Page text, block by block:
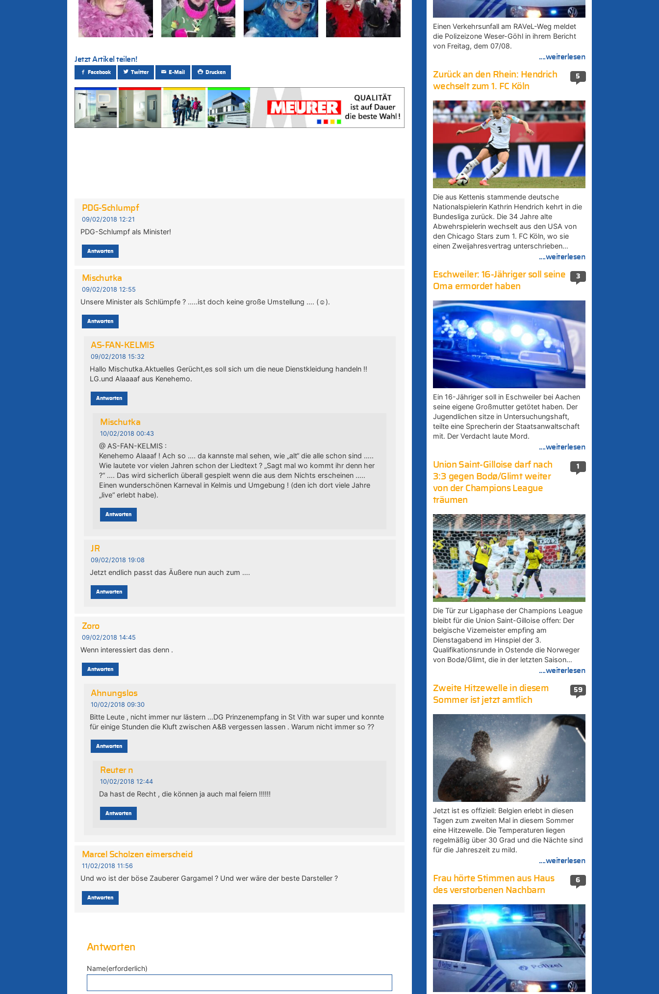
Jetzt Artikel teilen!
Facebook Twitter E-Mail Drucken
PDG-Schlumpf
09/02/2018 12:21
PDG-Schlumpf als Minister!
Antworten
Mischutka
09/02/2018 12:55
Unsere Minister als Schlümpfe ? …..ist doch keine große Umstellung …. (☺).
Antworten
AS-FAN-KELMIS
09/02/2018 15:32
Hallo Mischutka.Aktuelles Gerücht,es soll sich um die neue Dienstkleidung handeln !!
LG.und Alaaaaf aus Kenehemo.
Antworten
Mischutka
10/02/2018 00:43
@ AS-FAN-KELMIS :
Kenehemo Alaaaf ! Ach so …. da kannste mal sehen, wie „alt“ die alle schon sind …..
Wie lautete vor vielen Jahren schon der Liedtext ? „Sagt mal wo kommt ihr denn her
?“ …. Das wird sicherlich überall gespielt wenn die aus dem Nichts erscheinen …..
Einen wunderschönen Karneval in Kelmis und Umgebung ! (den ich dort viele Jahre
„live“ erlebt habe).
Antworten
JR
09/02/2018 19:08
Jetzt endlich passt das Äußere nun auch zum ….
Antworten
Zoro
09/02/2018 14:45
Wenn interessiert das denn .
Antworten
Ahnungslos
10/02/2018 09:30
Bitte Leute , nicht immer nur lästern …DG Prinzenempfang in St Vith war super und konnte
für einige Stunden die Kluft zwischen A&B vergessen lassen . Warum nicht immer so ??
Antworten
Reuter n
10/02/2018 12:44
Da hast de Recht , die können ja auch mal feiern !!!!!!
Antworten
Marcel Scholzen eimerscheid
11/02/2018 11:56
Und wo ist der böse Zauberer Gargamel ? Und wer wäre der beste Darsteller ?
Antworten
Antworten
Name(erforderlich)
Einen Verkehrsunfall am RAVeL-Weg meldet
die Polizeizone Weser-Göhl in ihrem Bericht
von Freitag, dem 07/08.
....weiterlesen
5
Zurück an den Rhein: Hendrich
wechselt zum 1. FC Köln
Die aus Kettenis stammende deutsche
Nationalspielerin Kathrin Hendrich kehrt in die
Bundesliga zurück. Die 34 Jahre alte
Abwehrspielerin wechselt aus den USA von
den Chicago Stars zum 1. FC Köln, wo sie
einen Zweijahresvertrag unterschrieben…
....weiterlesen
3
Eschweiler: 16-Jähriger soll seine
Oma ermordet haben
Ein 16-Jähriger soll in Eschweiler bei Aachen
seine eigene Großmutter getötet haben. Der
Jugendlichen sitze in Untersuchungshaft,
teilte eine Sprecherin der Staatsanwaltschaft
mit. Der Verdacht laute Mord.
....weiterlesen
1
Union Saint-Gilloise darf nach
3:3 gegen Bodø/Glimt weiter
von der Champions League
träumen
Die Tür zur Ligaphase der Champions League
bleibt für die Union Saint-Gilloise offen: Der
belgische Vizemeister empfing am
Dienstagabend im Hinspiel der 3.
Qualifikationsrunde in Ostende die Norweger
von Bodø/Glimt, die in der letzten Saison…
....weiterlesen
59
Zweite Hitzewelle in diesem
Sommer ist jetzt amtlich
Jetzt ist es offiziell: Belgien erlebt in diesen
Tagen zum zweiten Mal in diesem Sommer
eine Hitzewelle. Die Temperaturen liegen
regelmäßig über 30 Grad und die Nächte sind
für die Jahreszeit zu mild.
....weiterlesen
6
Frau hörte Stimmen aus Haus
des verstorbenen Nachbarn